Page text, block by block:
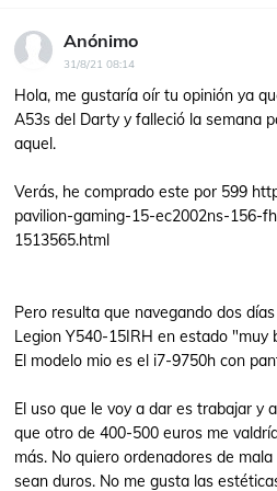
Anónimo
31/8/21 08:14
Hola, me gustaría oír tu opinión ya
A53s del Darty y falleció la semana
aquel.
Verás, he comprado este por 599
pavilion-gaming-15-ec2002ns-156-
1513565.html
Pero resulta que navegando dos
Legion Y540-15IRH en estado "muy
El modelo mio es el i7-9750h con
El uso que le voy a dar es trabajar y
que otro de 400-500 euros me
más. No quiero ordenadores de
sean duros. No me gusta las